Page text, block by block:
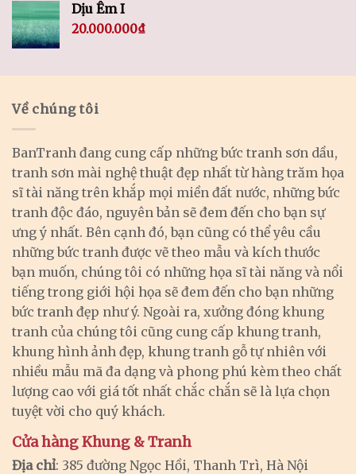
Dịu Êm I
20.000.000₫
Về chúng tôi
BanTranh đang cung cấp những bức tranh sơn dầu,
tranh sơn mài nghệ thuật đẹp nhất từ hàng trăm họa
sĩ tài năng trên khắp mọi miền đất nước, những bức
tranh độc đáo, nguyên bản sẽ đem đến cho bạn sự
ưng ý nhất. Bên cạnh đó, bạn cũng có thể yêu cầu
những bức tranh được vẽ theo mẫu và kích thước
bạn muốn, chúng tôi có những họa sĩ tài năng và nổi
tiếng trong giới hội họa sẽ đem đến cho bạn những
bức tranh đẹp như ý. Ngoài ra, xưởng đóng khung
tranh của chúng tôi cũng cung cấp khung tranh,
khung hình ảnh đẹp, khung tranh gỗ tự nhiên với
nhiều mẫu mã đa dạng và phong phú kèm theo chất
lượng cao với giá tốt nhất chắc chắn sẽ là lựa chọn
tuyệt vời cho quý khách.
Cửa hàng Khung & Tranh
Địa chỉ: 385 đường Ngọc Hồi, Thanh Trì, Hà Nội